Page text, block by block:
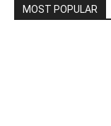
MOST POPULAR